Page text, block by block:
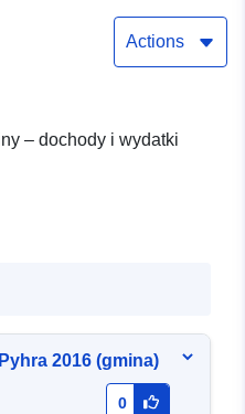
Actions
– dochody i wydatki
2016 (gmina)
0